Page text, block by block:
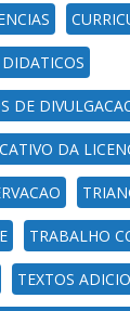
DE
DA
TRABALHO
TEXTOS